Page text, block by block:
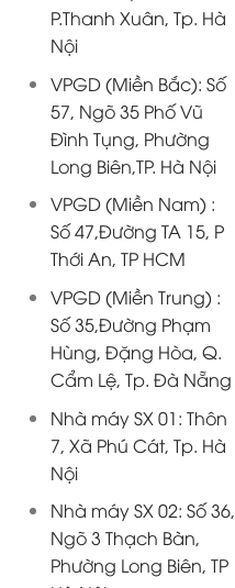
P.Thanh Xuân, Tp. Hà
Nội
VPGD (Miền Bắc): Số
57, Ngõ 35 Phố Vũ
Đình Tụng, Phường
Long Biên,TP. Hà Nội
VPGD (Miền Nam) :
Số 47,Đường TA 15, P
Thới An, TP HCM
VPGD (Miền Trung) :
Số 35,Đường Phạm
Hùng, Đặng Hòa, Q.
Cẩm Lệ, Tp. Đà Nẵng
Nhà máy SX 01: Thôn
7, Xã Phú Cát, Tp. Hà
Nội
Nhà máy SX 02: Số 36,
Ngõ 3 Thạch Bàn,
Phường Long Biên, TP